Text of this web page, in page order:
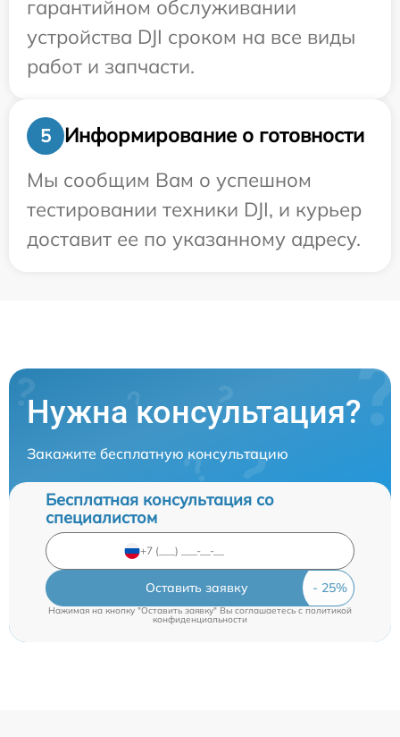
гарантийном обслуживании
устройства DJI сроком на все виды
работ и запчасти.
5
Информирование о готовности
Мы сообщим Вам о успешном
тестировании техники DJI, и курьер
доставит ее по указанному адресу.
Нужна консультация?
Закажите бесплатную консультацию
Бесплатная консультация со
специалистом
Оставить заявку
Нажимая на кнопку "Оставить заявку" Вы соглашаетесь cполитикой
конфиденциальности